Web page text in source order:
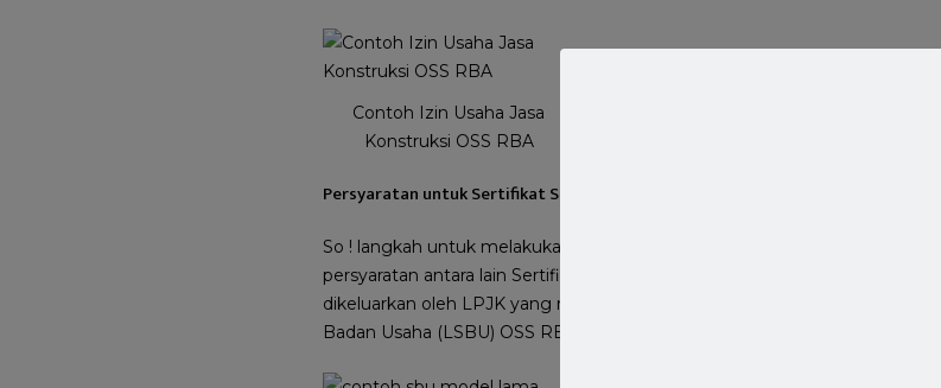
Contoh Izin Usaha Jasa
Konstruksi OSS RBA
Persyaratan untuk Sertifikat Standar Jasa Konstruksi
So ! langkah untuk melakukan abah status menjadi
persyaratan antara lain Sertifikat Badan Usaha (SBU). Baik itu SBU yang
dikeluarkan oleh LPJK yang masih berlaku maupun SBU model baru
Badan Usaha (LSBU) OSS RBA